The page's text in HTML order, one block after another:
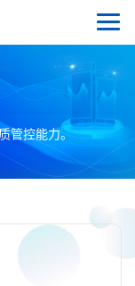
管控能力。